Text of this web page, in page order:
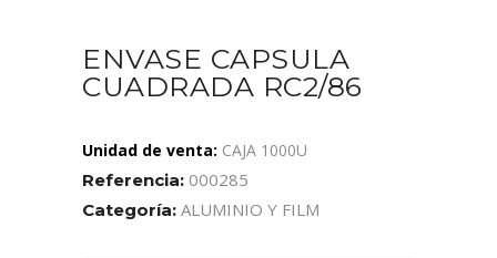
ENVASE CAPSULA
CUADRADA RC2/86
Unidad de venta: CAJA 1000U
Referencia: 000285
Categoría: ALUMINIO Y FILM